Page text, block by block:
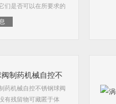
们是否可以在所要求的
时作水压或气压试
球阀制药
制药机械自控不
药机械自控不锈钢球阀
有残留物可藏匿于体